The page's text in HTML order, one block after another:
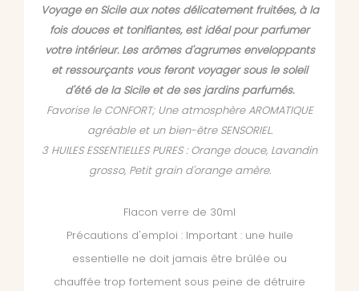
Voyage en Sicile aux notes délicatement fruitées, à la
fois douces et tonifiantes, est idéal pour parfumer
votre intérieur. Les arômes d'agrumes enveloppants
et ressourçants vous feront voyager sous le soleil
d'été de la Sicile et de ses jardins parfumés.
Favorise le CONFORT; Une atmosphère AROMATIQUE
agréable et un bien-être SENSORIEL.
3 HUILES ESSENTIELLES PURES : Orange douce, Lavandin
grosso, Petit grain d'orange amère.
Flacon verre de 30ml
Précautions d'emploi : Important : une huile
essentielle ne doit jamais être brûlée ou
chauffée trop fortement sous peine de détruire